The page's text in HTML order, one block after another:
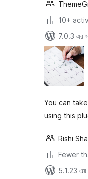
10+
7.0.3 এর
You can
using this
Rishi
Fewer
5.1.23 এর